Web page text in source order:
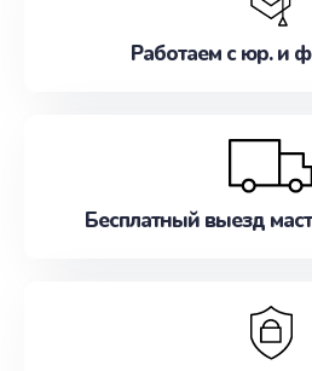
Работаем с юр. и
Бесплатный выезд